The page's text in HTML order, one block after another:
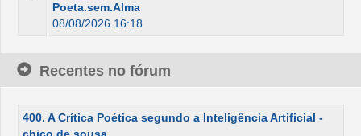
Poeta.sem.Alma
08/08/2026 16:18
Recentes no fórum
400. A Crítica Poética segundo a Inteligência Artificial -